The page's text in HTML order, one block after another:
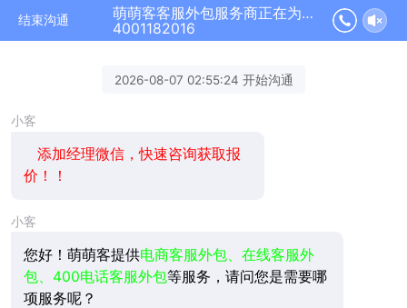
结束沟通
萌萌客客服外包服务商正在为您服务
4001182016
2026-08-07 02:55:24 开始沟通
小客
添加经理微信，快速咨询获取报
价！！
小客
您好！萌萌客提供电商客服外包、在线客服外
包、400电话客服外包等服务，请问您是需要哪
项服务呢？